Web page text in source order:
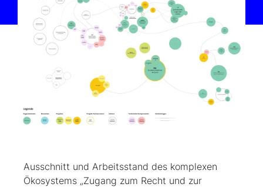
Ausschnitt und Arbeitsstand des komplexen
Ökosystems „Zugang zum Recht und zur